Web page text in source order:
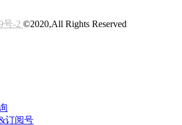
号-2 ©2020,All Rights Reserved
订阅号